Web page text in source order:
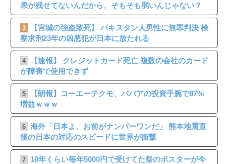
果が残せてないんだから、そもそも弱いんじゃない？
3
【宮城の強盗致死】 パキスタン人男性に無罪判決 検
察求刑23年の凶悪犯が日本に放たれる
4
【速報】 クレジットカード死亡 複数の会社のカード
が障害で使用できず
5
【朗報】コーエーテクモ、ババアの投資手腕で87%
増益ｗｗｗ
6 海外「日本よ、お前がナンバーワンだ」 熊本地震直
後の日本の対応のスピードに世界が衝撃
7
10年くらい毎年5000円で受けてた祭のポスターが今